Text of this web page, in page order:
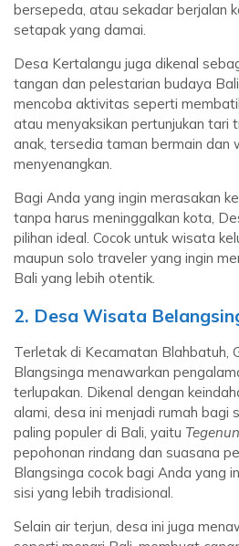
bersepeda, atau sekadar berjalan
setapak yang damai.
Desa Kertalangu juga dikenal
tangan dan pelestarian budaya
mencoba aktivitas seperti
atau menyaksikan pertunjukan tari
anak, tersedia taman bermain dan
menyenangkan.
Bagi Anda yang ingin merasakan
tanpa harus meninggalkan kota,
pilihan ideal. Cocok untuk wisata
maupun solo traveler yang ingin
Bali yang lebih otentik.
2. Desa Wisata
Terletak di Kecamatan Blahbatuh,
Blangsinga menawarkan
terlupakan. Dikenal dengan
alami, desa ini menjadi rumah bagi
paling populer di Bali, yaitu
pepohonan rindang dan suasana
Blangsinga cocok bagi Anda yang
sisi yang lebih tradisional.
Selain air terjun, desa ini juga